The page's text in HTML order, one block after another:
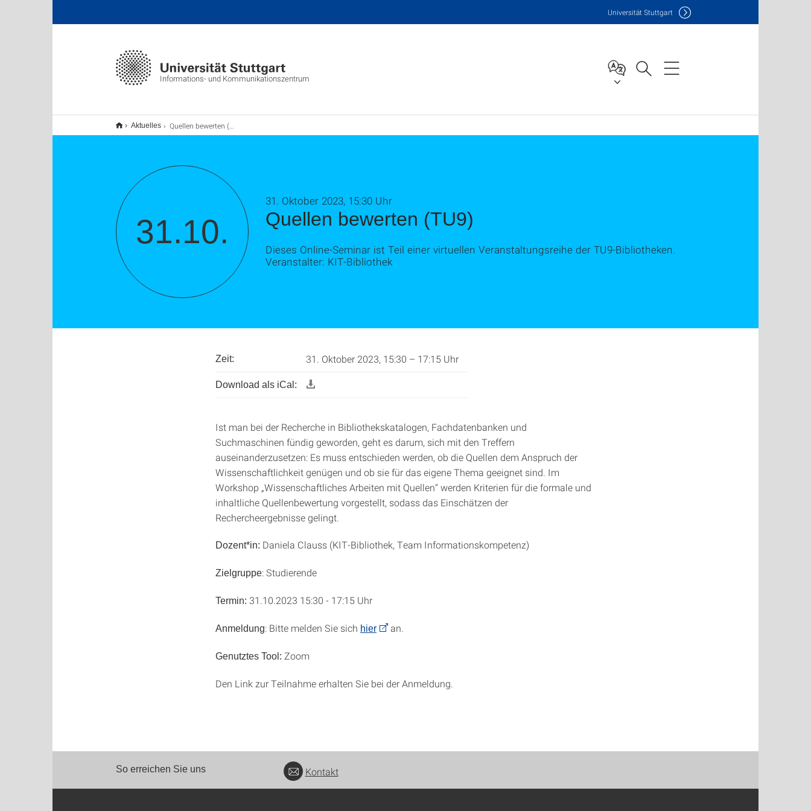
Informations- und Kommunikationszentrum
Universität Stuttgart
Aktuelles Quellen bewerten (TU9)
31.10. Quellen bewerten (TU9)
31. Oktober 2023, 15:30 Uhr
Dieses Online-Seminar ist Teil einer virtuellen Veranstaltungsreihe der TU9-Bibliotheken.
Veranstalter: KIT-Bibliothek
Zeit: 31. Oktober 2023, 15:30 – 17:15 Uhr
Download als iCal:
Ist man bei der Recherche in Bibliothekskatalogen, Fachdatenbanken und
Suchmaschinen fündig geworden, geht es darum, sich mit den Treffern
auseinanderzusetzen: Es muss entschieden werden, ob die Quellen dem Anspruch der
Wissenschaftlichkeit genügen und ob sie für das eigene Thema geeignet sind. Im
Workshop „Wissenschaftliches Arbeiten mit Quellen“ werden Kriterien für die formale und
inhaltliche Quellenbewertung vorgestellt, sodass das Einschätzen der
Rechercheergebnisse gelingt.
Dozent*in: Daniela Clauss (KIT-Bibliothek, Team Informationskompetenz)
Zielgruppe: Studierende
Termin: 31.10.2023 15:30 - 17:15 Uhr
Anmeldung: Bitte melden Sie sich hier an.
Genutztes Tool: Zoom
Den Link zur Teilnahme erhalten Sie bei der Anmeldung.
So erreichen Sie uns Kontakt